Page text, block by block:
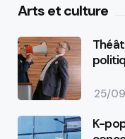
Arts et culture
25/
K-